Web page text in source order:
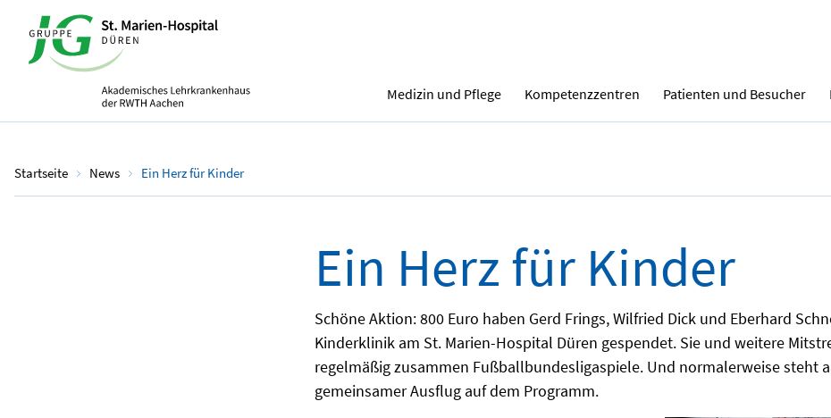
Medizin und Pflege Kompetenzzentren Patienten und Besucher
Startseite News Ein Herz für Kinder
Ein Herz für Kinder
Schöne Aktion: 800 Euro haben Gerd Frings, Wilfried Dick und Eberhard
Kinderklinik am St. Marien-Hospital Düren gespendet. Sie und weitere
regelmäßig zusammen Fußballbundesligaspiele. Und normalerweise steht
gemeinsamer Ausflug auf dem Programm.